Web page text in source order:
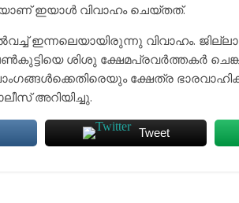
ഇയാൾ വിവാഹം ചെയ്തത്.
ഇന്നലെയായിരുന്നു വിവാഹം.
ശിശു ക്ഷേമപ്രവർത്തകർ ചെങ്കുളം
ക്ഷേത്ര
അറിയിച്ചു.
Tweet